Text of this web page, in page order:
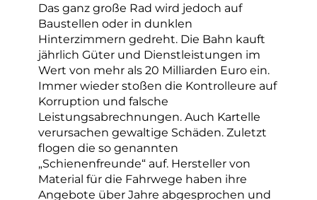
Das ganz große Rad wird jedoch auf
Baustellen oder in dunklen
Hinterzimmern gedreht. Die Bahn kauft
jährlich Güter und Dienstleistungen im
Wert von mehr als 20 Milliarden Euro ein.
Immer wieder stoßen die Kontrolleure auf
Korruption und falsche
Leistungsabrechnungen. Auch Kartelle
verursachen gewaltige Schäden. Zuletzt
flogen die so genannten
„Schienenfreunde“ auf. Hersteller von
Material für die Fahrwege haben ihre
Angebote über Jahre abgesprochen und